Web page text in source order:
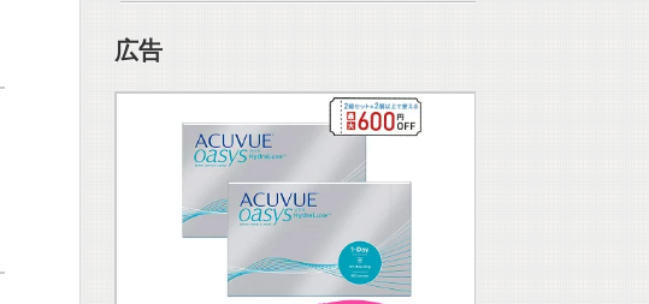
広告